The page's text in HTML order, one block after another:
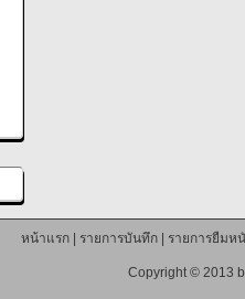
หน้าแรก| รายการบันทึก| รายการยืมห
Copyright © 2013